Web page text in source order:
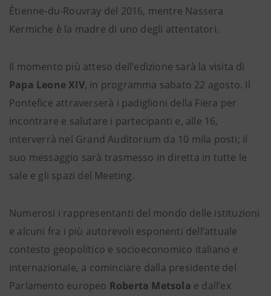
Étienne-du-Rouvray del 2016, mentre Nassera
Kermiche è la madre di uno degli attentatori.
Il momento più atteso dell’edizione sarà la visita di
Papa Leone XIV, in programma sabato 22 agosto. Il
Pontefice attraverserà i padiglioni della Fiera per
incontrare e salutare i partecipanti e, alle 16,
interverrà nel Grand Auditorium da 10 mila posti; il
suo messaggio sarà trasmesso in diretta in tutte le
sale e gli spazi del Meeting.
Numerosi i rappresentanti del mondo delle istituzioni
e alcuni fra i più autorevoli esponenti dell’attuale
contesto geopolitico e socioeconomico italiano e
internazionale, a cominciare dalla presidente del
Parlamento europeo Roberta Metsola e dall’ex